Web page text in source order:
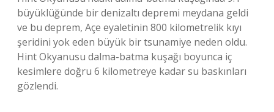
büyüklüğünde bir denizaltı depremi meydana geldi
ve bu deprem, Açe eyaletinin 800 kilometrelik kıyı
şeridini yok eden büyük bir tsunamiye neden oldu.
Hint Okyanusu dalma-batma kuşağı boyunca iç
kesimlere doğru 6 kilometreye kadar su baskınları
gözlendi.